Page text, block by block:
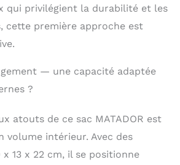
garantissent une
COMPOSANTS DE
à glissière de ce sac
et garantissent une
facilité d'utilisation
qui privilégient la durabilité et les
cette première approche est
— une capacité adaptée
?
atouts de ce sac MATADOR est
volume intérieur. Avec des
13 x 22 cm, il se positionne